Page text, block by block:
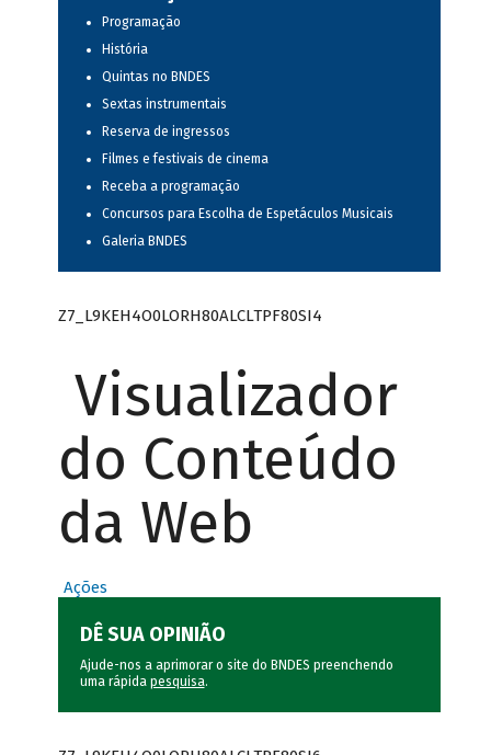
Programação
História
Quintas no BNDES
Sextas instrumentais
Reserva de ingressos
Filmes e festivais de cinema
Receba a programação
Concursos para Escolha de Espetáculos Musicais
Galeria BNDES
Z7_L9KEH4O0LORH80ALCLTPF80SI4
Visualizador
do Conteúdo
da Web
Ações
DÊ SUA OPINIÃO
Ajude-nos a aprimorar o site do BNDES preenchendo
uma rápida pesquisa.